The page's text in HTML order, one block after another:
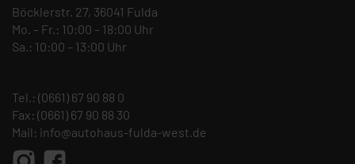
Böcklerstr. 27, 36041 Fulda
Mo. – Fr.: 10:00 – 18:00 Uhr
Sa.: 10:00 – 13:00 Uhr
Tel.: (0661) 67 90 88 0
Fax: (0661) 67 90 88 30
Mail: info@autohaus-fulda-west.de